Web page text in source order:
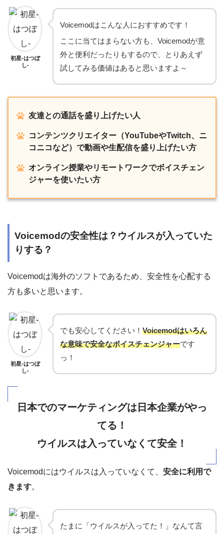
初星-はつぼ
し-
Voicemodはこんな人におすすめです！
ここに当てはまらない方も、Voicemodが意
外と便利だったりもするので、とりあえず
試してみる価値はあると思いますよ～
友達との通話を盛り上げたい人
コンテンツクリエイター（YouTubeやTwitch、ニ
コニコなど）で動画や生配信を盛り上げたい方
オンライン授業やリモートワークでボイスチェン
ジャーを使いたい方
Voicemodの安全性は？ウイルスが入っていた
りする？
Voicemodは海外のソフトであるため、安全性を心配する
方も多いと思います。
初星-はつぼ
し-
でも安心してください！ Voicemodはいろん
な意味で安全なボイスチェンジャーです
っ！
日本でのマーケティングは日本企業がやっ
てる！
ウイルスは入っていなくて安全！
Voicemodにはウイルスは入っていなくて、 安全に利用で
きます。
たまに「ウイルスが入ってた！」なんて言